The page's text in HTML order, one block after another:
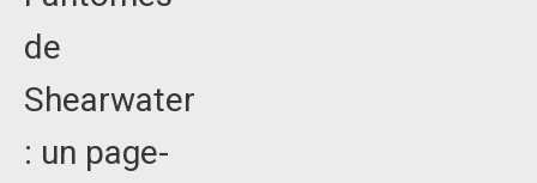
de
Shearwater
: un page-